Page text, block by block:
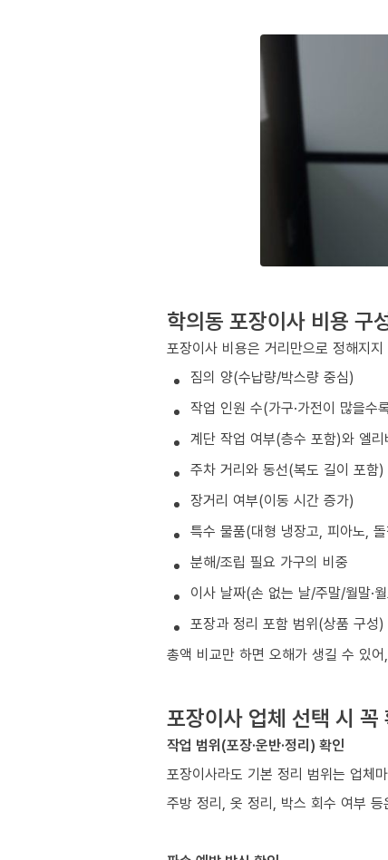
학의동 포장이사 비용 구
포장이사 비용은 거리만으로 정해지
짐의 양(수납량/박스량 중심)
작업 인원 수(가구·가전이 많을수
계단 작업 여부(층수 포함)와 엘리
주차 거리와 동선(복도 길이 포함)
장거리 여부(이동 시간 증가)
특수 물품(대형 냉장고, 피아노,
분해/조립 필요 가구의 비중
이사 날짜(손 없는 날/주말/월말·
포장과 정리 포함 범위(상품 구성)
총액 비교만 하면 오해가 생길 수 있
포장이사 업체 선택 시 꼭
작업 범위(포장·운반·정리) 확인
포장이사라도 기본 정리 범위는 업체
주방 정리, 옷 정리, 박스 회수 여부